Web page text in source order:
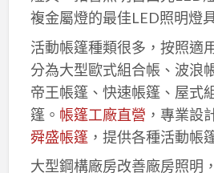
複金屬燈的最佳LED照明燈
活動帳篷種類很多，按照適
分為大型歐式組合帳、波浪
帝王帳篷、快速帳篷、屋式
篷。 帳篷工廠直營 ，專業設
舜盛帳篷，提供各種活動帳
大型鋼構廠房改善廠房照明，